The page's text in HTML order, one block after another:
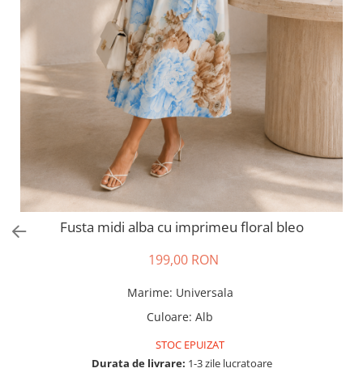
Tricouri si topuri
Rochii de eveniment
Fusta midi alba cu imprimeu floral bleo
199,00 RON
Marime: Universala
Culoare: Alb
STOC EPUIZAT
Durata de livrare: 1-3 zile lucratoare